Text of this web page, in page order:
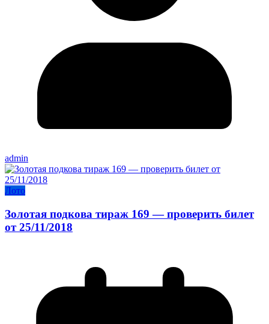
admin
Лото
Золотая подкова тираж 169 — проверить билет
от 25/11/2018